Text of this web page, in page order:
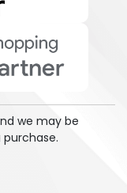
we may be